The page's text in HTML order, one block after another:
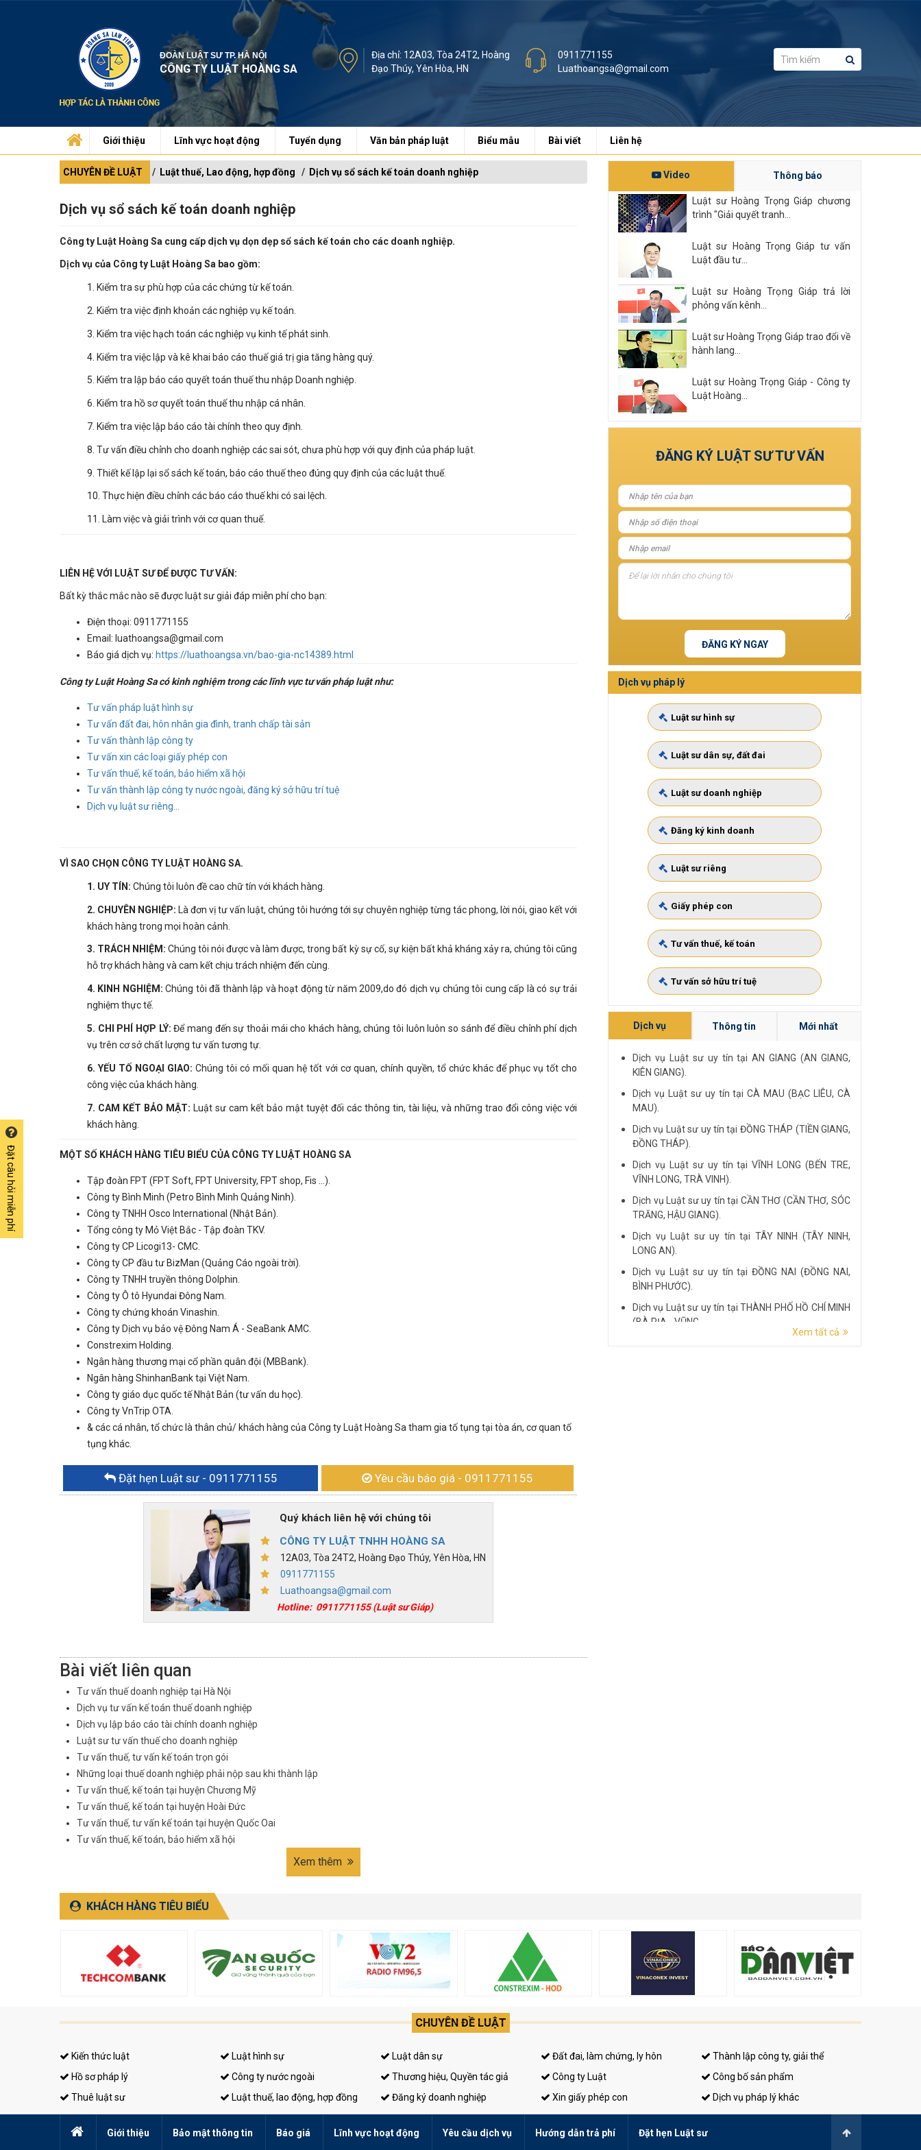
ĐOÀN LUẬT SƯ TP. HÀ NỘI
CÔNG TY LUẬT HOÀNG SA
Địa chỉ: 12A03, Tòa 24T2, Hoàng
Đạo Thúy, Yên Hòa, HN
0911771155
Luathoangsa@gmail.com
Giới thiệu Lĩnh vực hoạt động Tuyển dụng Văn bản pháp luật Biểu mẫu Bài viết Liên hệ
CHUYÊN ĐỀ LUẬT Luật thuế, Lao động, hợp đồng Dịch vụ sổ sách kế toán doanh nghiệp
Dịch vụ sổ sách kế toán doanh nghiệp
Công ty Luật Hoàng Sa cung cấp dịch vụ dọn dẹp sổ sách kế toán cho các doanh nghiệp.
Dịch vụ của Công ty Luật Hoàng Sa bao gồm:
1. Kiểm tra sự phù hợp của các chứng từ kế toán.
2. Kiểm tra việc định khoản các nghiệp vụ kế toán.
3. Kiểm tra việc hạch toán các nghiệp vụ kinh tế phát sinh.
4. Kiểm tra việc lập và kê khai báo cáo thuế giá trị gia tăng hàng quý.
5. Kiểm tra lập báo cáo quyết toán thuế thu nhập Doanh nghiệp.
6. Kiểm tra hồ sơ quyết toán thuế thu nhập cá nhân.
7. Kiểm tra việc lập báo cáo tài chính theo quy định.
8. Tư vấn điều chỉnh cho doanh nghiệp các sai sót, chưa phù hợp với quy định của pháp luật.
9. Thiết kế lập lại sổ sách kế toán, báo cáo thuế theo đúng quy định của các luật thuế.
10. Thực hiện điều chỉnh các báo cáo thuế khi có sai lệch.
11. Làm việc và giải trình với cơ quan thuế.
LIÊN HỆ VỚI LUẬT SƯ ĐỂ ĐƯỢC TƯ VẤN:
Bất kỳ thắc mắc nào sẽ được luật sư giải đáp miễn phí cho bạn:
Điện thoại: 0911771155
Email: luathoangsa@gmail.com
Báo giá dịch vụ: https://luathoangsa.vn/bao-gia-nc14389.html
Công ty Luật Hoàng Sa có kinh nghiệm trong các lĩnh vực tư vấn pháp luật như:
Tư vấn pháp luật hình sự
Tư vấn đất đai, hôn nhân gia đình, tranh chấp tài sản
Tư vấn thành lập công ty
Tư vấn xin các loại giấy phép con
Tư vấn thuế, kế toán, bảo hiểm xã hội
Tư vấn thành lập công ty nước ngoài, đăng ký sở hữu trí tuệ
Dịch vụ luật sư riêng...
VÌ SAO CHỌN CÔNG TY LUẬT HOÀNG SA.
1. UY TÍN: Chúng tôi luôn đề cao chữ tín với khách hàng.
2. CHUYÊN NGHIỆP: Là đơn vị tư vấn luật, chúng tôi hướng tới sự chuyên nghiệp từng tác phong, lời nói, giao kết với
khách hàng trong mọi hoàn cảnh.
3. TRÁCH NHIỆM: Chúng tôi nói được và làm được, trong bất kỳ sự cố, sự kiện bất khả kháng xảy ra, chúng tôi cũng
hỗ trợ khách hàng và cam kết chịu trách nhiệm đến cùng.
4. KINH NGHIỆM: Chúng tôi đã thành lập và hoạt động từ năm 2009,do đó dịch vụ chúng tôi cung cấp là có sự trải
nghiệm thực tế.
5. CHI PHÍ HỢP LÝ:Để mang đến sự thoải mái cho khách hàng, chúng tôi luôn luôn so sánh để điều chỉnh phí dịch
vụ trên cơ sở chất lượng tư vấn tương tự.
6. YẾU TỐ NGOẠI GIAO: Chúng tôi có mối quan hệ tốt với cơ quan, chính quyền, tổ chức khác để phục vụ tốt cho
công việc của khách hàng.
7. CAM KẾT BẢO MẬT: Luật sư cam kết bảo mật tuyệt đối các thông tin, tài liệu, và những trao đổi công việc với
khách hàng.
MỘT SỐ KHÁCH HÀNG TIÊU BIỂU CỦA CÔNG TY LUẬT HOÀNG SA
Tập đoàn FPT (FPT Soft, FPT University, FPT shop, Fis ...).
Công ty Bình Minh (Petro Bình Minh Quảng Ninh).
Công ty TNHH Osco International (Nhật Bản).
Tổng công ty Mỏ Việt Bắc - Tập đoàn TKV.
Công ty CP Licogi13- CMC.
Công ty CP đầu tư BizMan (Quảng Cáo ngoài trời).
Công ty TNHH truyền thông Dolphin.
Công ty Ô tô Hyundai Đông Nam.
Công ty chứng khoán Vinashin.
Công ty Dịch vụ bảo vệ Đông Nam Á - SeaBank AMC.
Constrexim Holding.
Ngân hàng thương mại cổ phần quân đội (MBBank).
Ngân hàng ShinhanBank tại Việt Nam.
Công ty giáo dục quốc tế Nhật Bản (tư vấn du học).
Công ty VnTrip OTA.
& các cá nhân, tổ chức là thân chủ/ khách hàng của Công ty Luật Hoàng Sa tham gia tố tụng tại tòa án, cơ quan tố
tụng khác.
Đặt hẹn Luật sư- 0911771155 Yêu cầu báo giá - 0911771155
Quý khách liên hệ với chúng tôi
CÔNG TY LUẬT TNHH HOÀNG SA
12A03, Tòa 24T2, Hoàng Đạo Thúy, Yên Hòa, HN
0911771155
Luathoangsa@gmail.com
Hotline: 0911771155(Luật sư Giáp)
Bài viết liên quan
Tư vấn thuế doanh nghiệp tại Hà Nội
Dịch vụ tư vấn kế toán thuế doanh nghiệp
Dịch vụ lập báo cáo tài chính doanh nghiệp
Luật sư tư vấn thuế cho doanh nghiệp
Tư vấn thuế, tư vấn kế toán trọn gói
Những loại thuế doanh nghiệp phải nộp sau khi thành lập
Tư vấn thuế, kế toán tại huyện Chương Mỹ
Tư vấn thuế, kế toán tại huyện Hoài Đức
Tư vấn thuế, tư vấn kế toán tại huyện Quốc Oai
Tư vấn thuế, kế toán, bảo hiểm xã hội
Xem thêm
Video Thông báo
Luật sư Hoàng Trọng Giáp chương
trình "Giải quyết tranh...
Luật sư Hoàng Trọng Giáp tư vấn
Luật đầu tư...
Luật sư Hoàng Trọng Giáp trả lời
phỏng vấn kênh...
Luật sư Hoàng Trọng Giáp trao đổi về
hành lang...
Luật sư Hoàng Trọng Giáp - Công ty
Luật Hoàng...
Xem tất cả
ĐĂNG KÝ LUẬT SƯ TƯ VẤN
ĐĂNG KÝ NGAY
Dịch vụ pháp lý
Luật sư hình sự
Luật sư dân sự, đất đai
Luật sư doanh nghiệp
Đăng ký kinh doanh
Luật sư riêng
Giấy phép con
Tư vấn thuế, kế toán
Tư vấn sở hữu trí tuệ
Dịch vụ Thông tin Mới nhất
Dịch vụ Luật sư uy tín tại AN GIANG (AN GIANG,
KIÊN GIANG).
Dịch vụ Luật sư uy tín tại CÀ MAU (BẠC LIÊU, CÀ
MAU).
Dịch vụ Luật sư uy tín tại ĐỒNG THÁP (TIỀN GIANG,
ĐỒNG THÁP).
Dịch vụ Luật sư uy tín tại VĨNH LONG (BẾN TRE,
VĨNH LONG, TRÀ VINH).
Dịch vụ Luật sư uy tín tại CẦN THƠ (CẦN THƠ, SÓC
TRĂNG, HẬU GIANG).
Dịch vụ Luật sư uy tín tại TÂY NINH (TÂY NINH,
LONG AN).
Dịch vụ Luật sư uy tín tại ĐỒNG NAI (ĐỒNG NAI,
BÌNH PHƯỚC).
Dịch vụ Luật sư uy tín tại THÀNH PHỐ HỒ CHÍ MINH
(BÀ RỊA - VŨNG...
Xem tất cả
KHÁCH HÀNG TIÊU BIỂU
CHUYÊN ĐỀ LUẬT
Kiến thức luật Luật hình sự Luật dân sự Đất đai, làm chứng, ly hôn
Thành lập công ty, giải thể
Hồ sơ pháp lý
Công ty nước ngoài Thương hiệu, Quyền tác giả Công ty Luật
Công bố sản phẩm
Thuê luật sư
Luật thuế, lao động, hợp đồng Đăng ký doanh nghiệp Xin giấy phép con Dịch vụ pháp lý khác
Đặt câu hỏi miễn phí
Giới thiệu Bảo mật thông tin Báo giá Lĩnh vực hoạt động Yêu cầu dịch vụ Hướng dẫn trả phí Đặt hẹn Luật sư